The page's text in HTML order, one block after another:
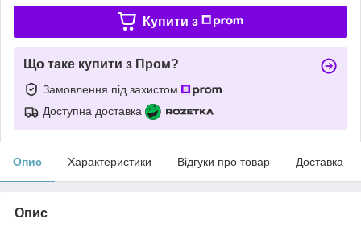
Купити з
Що таке купити з Пром?
Замовлення під захистом
Доступна доставка
Опис Характеристики Відгуки про товар Доставка
Опис